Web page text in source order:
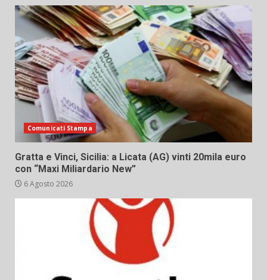
Comunicati Stampa
Gratta e Vinci, Sicilia: a Licata (AG) vinti 20mila euro
con “Maxi Miliardario New”
6 Agosto 2026